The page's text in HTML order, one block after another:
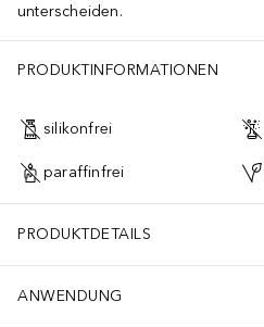
unterscheiden.
PRODUKTINFORMATIONEN
silikonfrei
paraffinfrei
PRODUKTDETAILS
ANWENDUNG